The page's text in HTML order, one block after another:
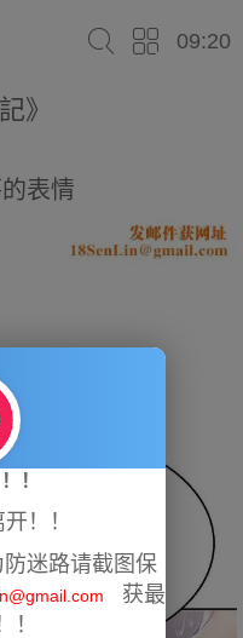
09:20
》
表情
！
！！
迷路请截图保
获最
！